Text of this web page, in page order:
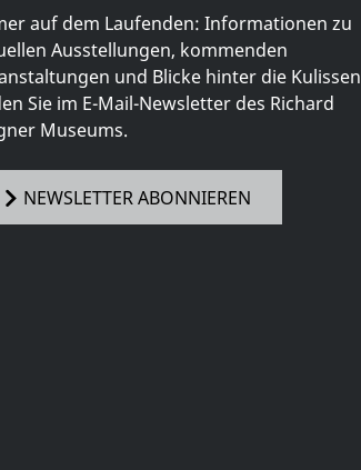
auf dem Laufenden: Informationen zu
Ausstellungen, kommenden
und Blicke hinter die Kulissen
Sie im E-Mail-Newsletter des Richard
Museums.
NEWSLETTER ABONNIEREN